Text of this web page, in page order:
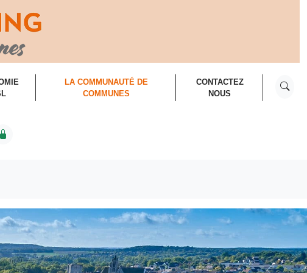
LA COMMUNAUTÉ DE
COMMUNES
CONTACTEZ
NOUS